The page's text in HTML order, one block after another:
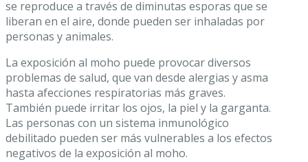
se reproduce a través de diminutas esporas que se
liberan en el aire, donde pueden ser inhaladas por
personas y animales.
La exposición al moho puede provocar diversos
problemas de salud, que van desde alergias y asma
hasta afecciones respiratorias más graves.
También puede irritar los ojos, la piel y la garganta.
Las personas con un sistema inmunológico
debilitado pueden ser más vulnerables a los efectos
negativos de la exposición al moho.